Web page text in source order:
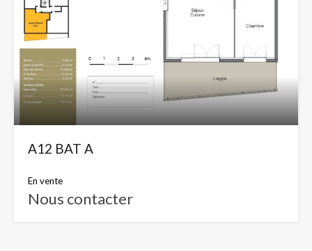
A12 BAT A
En vente
Nous contacter